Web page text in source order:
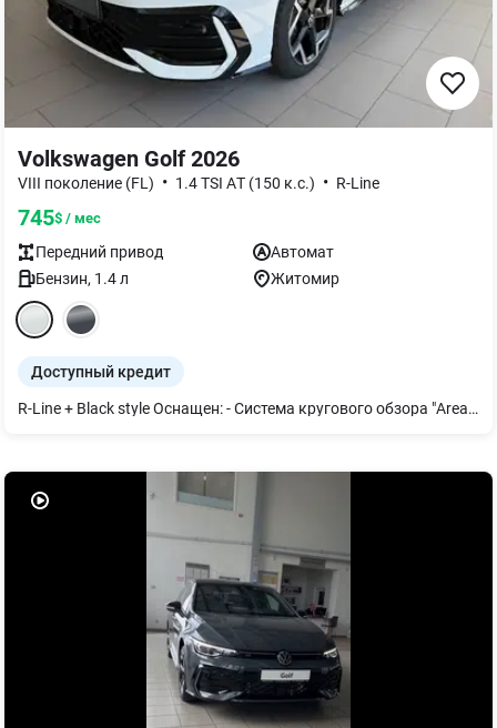
Volkswagen Golf 2026
VIII поколение (FL) • 1.4 TSI AТ (150 к.с.) • R-Line
745$ / мес
Передний привод
Автомат
Бензин, 1.4л Житомир
Доступный кредит
R-Line + Black style Оснащен: - Система кругового обзора "Area View" - Адаптивный круиз-контроль ACC - Пакет экстерьера "Black Style" элементы экстерьера и внешние зеркала в черном цвете в сочетании со светодиодными фарами LED Plus. - Прогрессивное рулевое управление (адаптируется в зависимости от скорости и дорожной ситуации) - Выбор профиля езды дает водителю возможность адаптировать различные характеристики систем автомобиля к текущей ситуации на дороге, необходимому комфорту во время движения и экономичному стилю вождения - Темно-тонированные задние окна и заднее стекло - Ассистент удержания полосы движения "Lane Assist" - Ассистент изменения полосы движения "Side Assist" вкл. ассистент помощи при выезде задним ходом "Rear Traffic Alert" и система предупреждения при выходе из автомобиля "Exist warning system" - Digital Cockpit Pro цифровая панель приборов 10,2 дюйма, разрешение 1280 на 480 пикселей - Индикатор падения давления в колесах - Проактивная система безопасности пассажиров (при аварийной ситуации передние ремни безопасности натягиваются, аварийная световая сигнализация включается, окна закрываются, оставляя небольшой зазор для оптимизации эффективности подушек безопасности) - Передний и задний парктроник облегчает маневрирование благодаря акустическому предупреждению при приближении к препятствиям спереди и сзади - App-Connect: Apple CarPlay/Android Auto вкл. App-Connect Wireless (беспроводное подключение смартфона к медиасистеме) - Климат-контроль "Air Care Climatronic" с трехзонным регулированием микроклимата, антиаллергенным фильтром и дополнительными элементами управления кондиционером для задних пассажиров - Диски "Coventry" R17, легкосплавные с полированной поверхностью в черном цвете, 7.5J x 17, 225/45 R17 - Пакет «Парковка и комфорт» "Keyless Access" система безключевого запуска двигателя, открывание/закрывание дверей с функцией SAFELOCK; Сигнализация с датчиками охраны внутреннего пространства, автономной сиреной, защитой от буксования; Парковочный ассистент "Park Assist" - Фоновое освещение интерьера (30 цветов) - Передние сиденья топ-спортивные с регулировкой по высоте - Подогрев передних сидений и руля